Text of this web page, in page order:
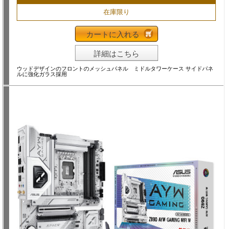
在庫限り
カートに入れる
詳細はこちら
ウッドデザインのフロントのメッシュパネル ミドルタワーケース サイドパネ
ルに強化ガラス採用